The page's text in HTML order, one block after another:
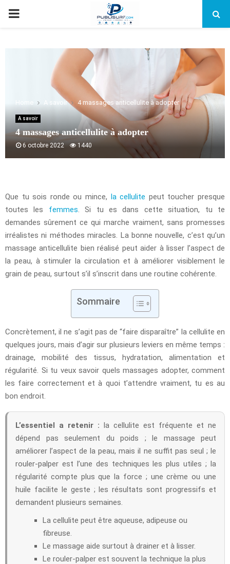
PRIMARY
Home A savoir 4 massages anticellulite à adopter
A savoir
4 massages anticellulite à adopter
6 octobre 2022 1440
Que tu sois ronde ou mince, la cellulite peut toucher presque
toutes les femmes . Si tu es dans cette situation, tu te
demandes sûrement ce qui marche vraiment, sans promesses
irréalistes ni méthodes miracles. La bonne nouvelle, c’est qu’un
massage anticellulite bien réalisé peut aider à lisser l’aspect de
la peau, à stimuler la circulation et à améliorer visiblement le
grain de peau, surtout s’il s’inscrit dans une routine cohérente.
Sommaire
Concrètement, il ne s’agit pas de “faire disparaître” la cellulite en
quelques jours, mais d’agir sur plusieurs leviers en même temps :
drainage, mobilité des tissus, hydratation, alimentation et
régularité. Si tu veux savoir quels massages adopter, comment
les faire correctement et à quoi t’attendre vraiment, tu es au
bon endroit.
L’essentiel a retenir : la cellulite est fréquente et ne
dépend pas seulement du poids ; le massage peut
améliorer l’aspect de la peau, mais il ne suffit pas seul ; le
rouler-palper est l’une des techniques les plus utiles ; la
régularité compte plus que la force ; une crème ou une
huile facilite le geste ; les résultats sont progressifs et
demandent plusieurs semaines.
La cellulite peut être aqueuse, adipeuse ou
fibreuse.
Le massage aide surtout à drainer et à lisser.
Le rouler-palper est souvent la technique la plus